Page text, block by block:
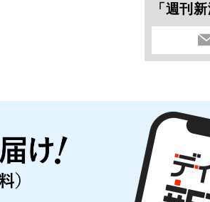
「週刊新